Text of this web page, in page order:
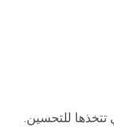
للتحسين.